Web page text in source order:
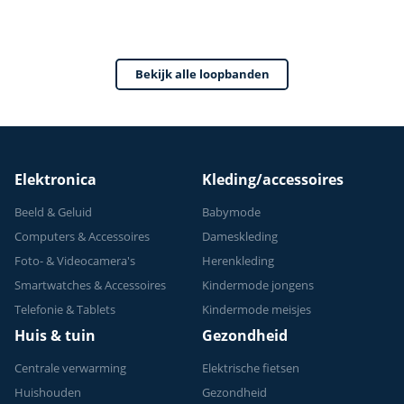
Krachtige 3.5 PK
Motor - Inklapbaar
Bekijk alle loopbanden
Elektronica
Beeld & Geluid
Computers & Accessoires
Foto- & Videocamera's
Smartwatches & Accessoires
Telefonie & Tablets
Kleding/accessoires
Babymode
Dameskleding
Herenkleding
Kindermode jongens
Kindermode meisjes
Huis & tuin
Centrale verwarming
Huishouden
Gezondheid
Elektrische fietsen
Gezondheid